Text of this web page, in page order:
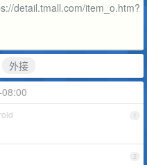
detail.tmall.com/item_o.htm?
外接
1
2